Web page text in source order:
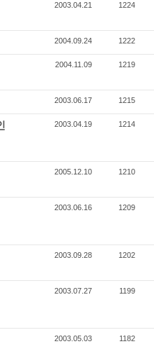
2003.04.21 1224
2004.09.24 1222
2004.11.09 1219
2003.06.17 1215
2003.04.19 1214
2005.12.10 1210
2003.06.16 1209
2003.09.28 1202
2003.07.27 1199
2003.05.03 1182